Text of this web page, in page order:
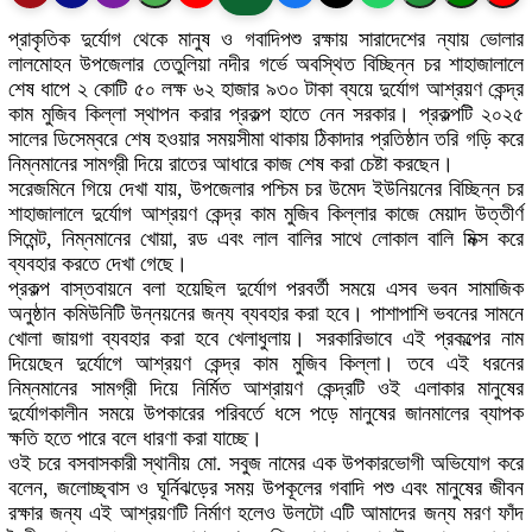
প্রাকৃতিক দুর্যোগ থেকে মানুষ ও গবাদিপশু রক্ষায় সারাদেশের ন্যায় ভোলার
লালমোহন উপজেলার তেতুলিয়া নদীর গর্ভে অবস্থিত বিচ্ছিন্ন চর শাহাজালালে
শেষ ধাপে ২ কোটি ৫০ লক্ষ ৬২ হাজার ৯৩০ টাকা ব্যয়ে দুর্যোগ আশ্রয়ণ কেন্দ্র
কাম মুজিব কিল্লা স্থাপন করার প্রকল্প হাতে নেন সরকার। প্রকল্পটি ২০২৫
সালের ডিসেম্বরে শেষ হওয়ার সময়সীমা থাকায় ঠিকাদার প্রতিষ্ঠান তরি গড়ি করে
নিম্নমানের সামগ্রী দিয়ে রাতের আধারে কাজ শেষ করা চেষ্টা করছেন।
সরেজমিনে গিয়ে দেখা যায়, উপজেলার পশ্চিম চর উমেদ ইউনিয়নের বিচ্ছিন্ন চর
শাহাজালালে দুর্যোগ আশ্রয়ণ কেন্দ্র কাম মুজিব কিল্লার কাজে মেয়াদ উত্তীর্ণ
সিমেন্ট, নিম্নমানের খোয়া, রড এবং লাল বালির সাথে লোকাল বালি মিক্স করে
ব্যবহার করতে দেখা গেছে।
প্রকল্প বাস্তবায়নে বলা হয়েছিল দুর্যোগ পরবর্তী সময়ে এসব ভবন সামাজিক
অনুষ্ঠান কমিউনিটি উন্নয়নের জন্য ব্যবহার করা হবে। পাশাপাশি ভবনের সামনে
খোলা জায়গা ব্যবহার করা হবে খেলাধুলায়। সরকারিভাবে এই প্রকল্পের নাম
দিয়েছেন দুর্যোগে আশ্রয়ণ কেন্দ্র কাম মুজিব কিল্লা। তবে এই ধরনের
নিম্নমানের সামগ্রী দিয়ে নির্মিত আশ্রায়ণ কেন্দ্রটি ওই এলাকার মানুষের
দুর্যোগকালীন সময়ে উপকারের পরিবর্তে ধসে পড়ে মানুষের জানমালের ব্যাপক
ক্ষতি হতে পারে বলে ধারণা করা যাচ্ছে।
ওই চরে বসবাসকারী স্থানীয় মো. সবুজ নামের এক উপকারভোগী অভিযোগ করে
বলেন, জলোচ্ছ্বাস ও ঘূর্নিঝড়ের সময় উপকূলের গবাদি পশু এবং মানুষের জীবন
রক্ষার জন্য এই আশ্রয়ণটি নির্মাণ হলেও উলটো এটি আমাদের জন্য মরণ ফাঁদ